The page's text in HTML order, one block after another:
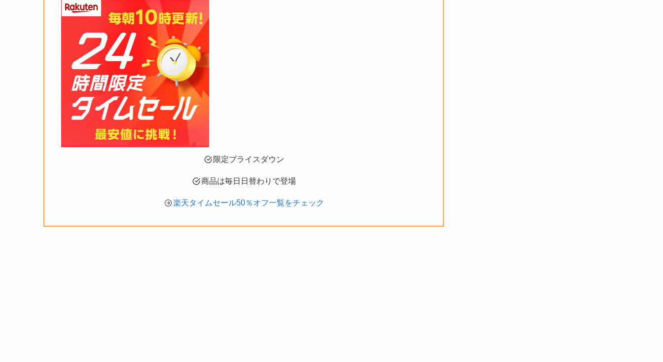
限定プライスダウン
商品は毎日日替わりで登場
楽天タイムセール50％オフ一覧をチェック